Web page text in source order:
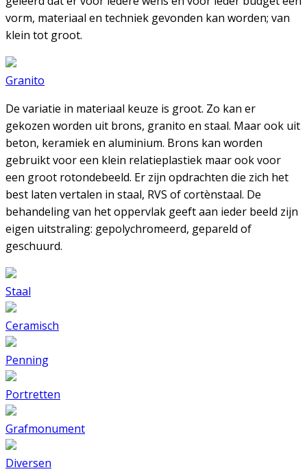
vorm, materiaal en techniek gevonden kan worden; van
klein tot groot.
Granito
De variatie in materiaal keuze is groot. Zo kan er
gekozen worden uit brons, granito en staal. Maar ook uit
beton, keramiek en aluminium. Brons kan worden
gebruikt voor een klein relatieplastiek maar ook voor
een groot rotondebeeld. Er zijn opdrachten die zich het
best laten vertalen in staal, RVS of cortènstaal. De
behandeling van het oppervlak geeft aan ieder beeld zijn
eigen uitstraling: gepolychromeerd, gepareld of
geschuurd.
Staal
Ceramisch
Penning
Portretten
Grafmonument
Diversen